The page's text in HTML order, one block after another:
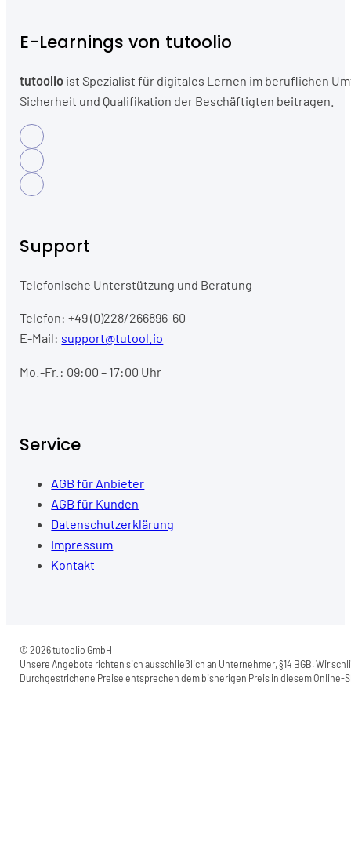
E-Learnings von tutoolio
tutoolio ist Spezialist für digitales Lernen im beruflichen
Sicherheit und Qualifikation der Beschäftigten beitragen.
Support
Telefonische Unterstützung und Beratung
Telefon: +49 (0)228/266896-60
E-Mail: support@tutool.io
Mo.-Fr.: 09:00 – 17:00 Uhr
Service
AGB für Anbieter
AGB für Kunden
Datenschutzerklärung
Impressum
Kontakt
© 2026 tutoolio GmbH
Unsere Angebote richten sich ausschließlich an Unternehmer, §14 BGB. Wir
Durchgestrichene Preise entsprechen dem bisherigen Preis in diesem